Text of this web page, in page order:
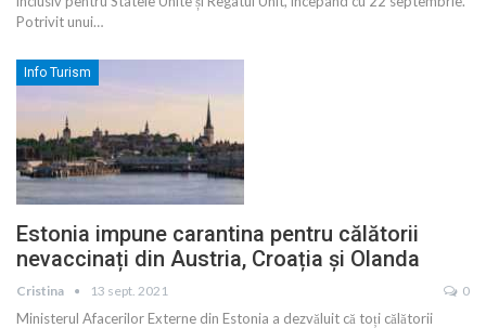
Potrivit unui…
Info Turism
Estonia impune carantina pentru călătorii
nevaccinați din Austria, Croația și Olanda
Cristina 13 sept. 2021 0
Ministerul Afacerilor Externe din Estonia a dezvăluit că toți călătorii